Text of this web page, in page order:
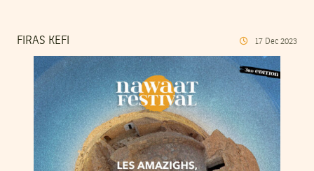
FIRAS KEFI 17 Dec 2023